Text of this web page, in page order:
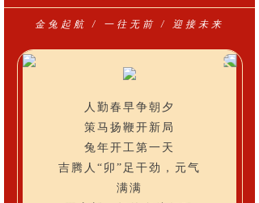
金兔起航 / 一往无前 / 迎接未来
人勤春早争朝夕
策马扬鞭开新局
兔年开工第一天
吉腾人“卯”足干劲，元气
满满